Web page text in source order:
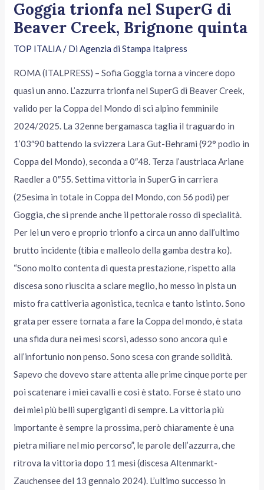
Goggia trionfa nel SuperG di
Beaver Creek, Brignone quinta
TOP ITALIA / Di Agenzia di Stampa Italpress
ROMA (ITALPRESS) – Sofia Goggia torna a vincere dopo
quasi un anno. L’azzurra trionfa nel SuperG di Beaver Creek,
valido per la Coppa del Mondo di sci alpino femminile
2024/2025. La 32enne bergamasca taglia il traguardo in
1’03″90 battendo la svizzera Lara Gut-Behrami (92° podio in
Coppa del Mondo), seconda a 0″48. Terza l’austriaca Ariane
Raedler a 0″55. Settima vittoria in SuperG in carriera
(25esima in totale in Coppa del Mondo, con 56 podi) per
Goggia, che si prende anche il pettorale rosso di specialità.
Per lei un vero e proprio trionfo a circa un anno dall’ultimo
brutto incidente (tibia e malleolo della gamba destra ko).
“Sono molto contenta di questa prestazione, rispetto alla
discesa sono riuscita a sciare meglio, ho messo in pista un
misto fra cattiveria agonistica, tecnica e tanto istinto. Sono
grata per essere tornata a fare la Coppa del mondo, è stata
una sfida dura nei mesi scorsi, adesso sono ancora qui e
all’infortunio non penso. Sono scesa con grande solidità.
Sapevo che dovevo stare attenta alle prime cinque porte per
poi scatenare i miei cavalli e così è stato. Forse è stato uno
dei miei più belli supergiganti di sempre. La vittoria più
importante è sempre la prossima, però chiaramente è una
pietra miliare nel mio percorso”, le parole dell’azzurra, che
ritrova la vittoria dopo 11 mesi (discesa Altenmarkt-
Zauchensee del 13 gennaio 2024). L’ultimo successo in